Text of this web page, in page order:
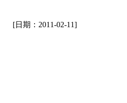
[日期：2011-02-11]